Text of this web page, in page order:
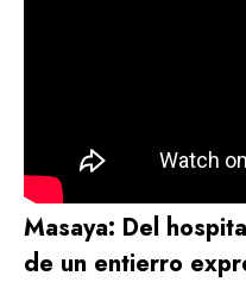
Masaya: Del
de un entierro